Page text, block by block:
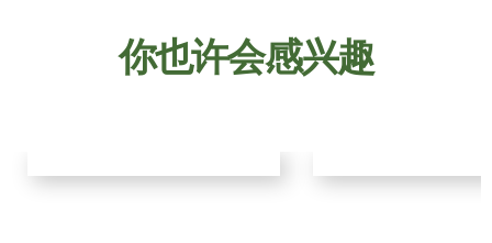
你也许会感兴趣